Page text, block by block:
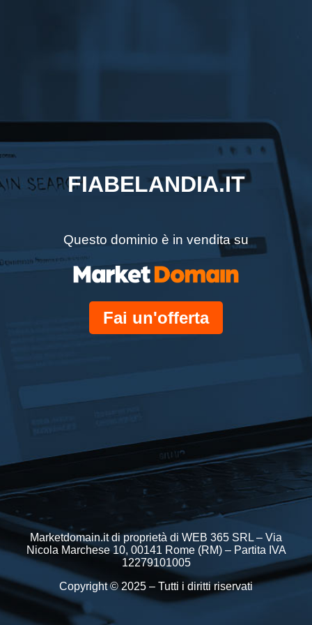
FIABELANDIA.IT
Questo dominio è in vendita su
Fai un'offerta
Marketdomain.it di proprietà di WEB 365 SRL – Via
Nicola Marchese 10, 00141 Rome (RM) – Partita IVA
12279101005
Copyright © 2025 – Tutti i diritti riservati